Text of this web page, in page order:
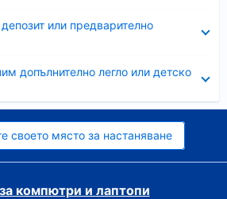
или предварително
допълнително легло или детско
своето място за настаняване
компютри и лаптопи